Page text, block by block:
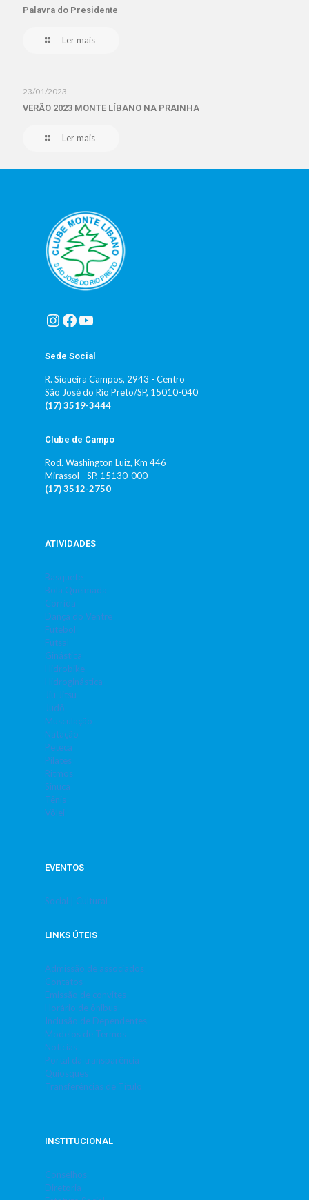
Palavra do Presidente
Ler mais
23/01/2023
VERÃO 2023 MONTE LÍBANO NA PRAINHA
Ler mais
Instagram
Facebook
Youtube
Sede Social
R. Siqueira Campos, 2943 - Centro
São José do Rio Preto/SP, 15010-040
(17) 3519-3444
Clube de Campo
Rod. Washington Luiz, Km 446
Mirassol - SP, 15130-000
(17) 3512-2750
ATIVIDADES
Basquete
Bola Queimada
Corrida
Dança do Ventre
Futebol
Futsal
Ginástica
Hidrobike
Hidroginástica
Jiu Jitsu
Judô
Musculação
Natação
Peteca
Pilates
Ritmos
Sinuca
Tênis
Vôlei
EVENTOS
Social | Cultural
LINKS ÚTEIS
Admissão de associados
Contatos
Emissão de convites
Horário de ônibus
Inclusão de Dependentes
Modelos de Termos
Notícias
Portal da transparência
Quiosques
Transferências de Título
INSTITUCIONAL
Conselhos
Diretoria